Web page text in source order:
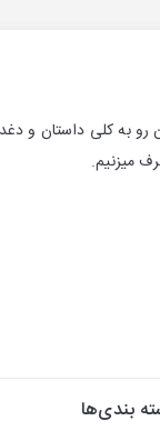
رو به کلی داستان
میزنیم.
بندی‌ها